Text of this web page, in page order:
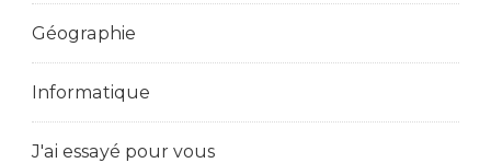
Géographie
Informatique
J'ai essayé pour vous